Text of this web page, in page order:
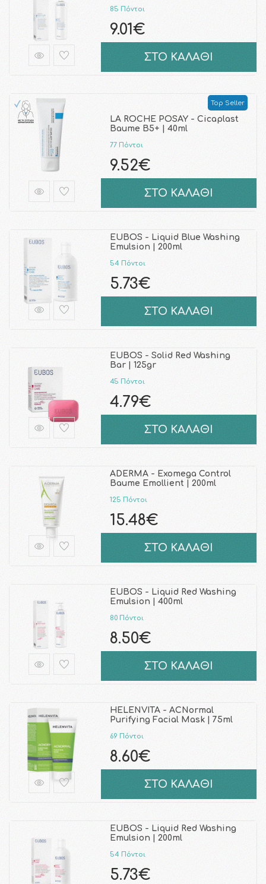
85 Πόντοι
9.01€
ΣΤΟ ΚΑΛΑΘΙ
Top Seller
LA ROCHE POSAY - Cicaplast
Baume B5+ | 40ml
77 Πόντοι
9.52€
ΣΤΟ ΚΑΛΑΘΙ
EUBOS - Liquid Blue Washing
Emulsion | 200ml
54 Πόντοι
5.73€
ΣΤΟ ΚΑΛΑΘΙ
EUBOS - Solid Red Washing
Bar | 125gr
45 Πόντοι
4.79€
ΣΤΟ ΚΑΛΑΘΙ
ADERMA - Exomega Control
Baume Emollient | 200ml
125 Πόντοι
15.48€
ΣΤΟ ΚΑΛΑΘΙ
EUBOS - Liquid Red Washing
Emulsion | 400ml
80 Πόντοι
8.50€
ΣΤΟ ΚΑΛΑΘΙ
HELENVITA - ACNormal
Purifying Facial Μask | 75ml
69 Πόντοι
8.60€
ΣΤΟ ΚΑΛΑΘΙ
EUBOS - Liquid Red Washing
Emulsion | 200ml
54 Πόντοι
5.73€